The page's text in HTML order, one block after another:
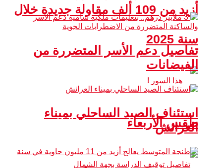
أزيد من 109 ألف مقاولة جديدة خلال
سنة 2025
طقس الأربعاء
تفاصيل دعم الأسر المتضررة من
الفيضانات
استئناف الصيد الساحلي بميناء
العرائش